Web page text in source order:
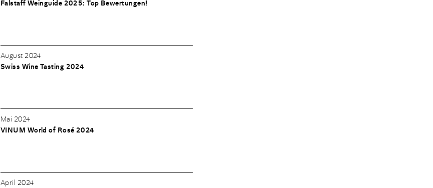
Falstaff Weinguide 2025: Top Bewertungen!
August 2024
Swiss Wine Tasting 2024
Mai 2024
VINUM World of Rosé 2024
April 2024